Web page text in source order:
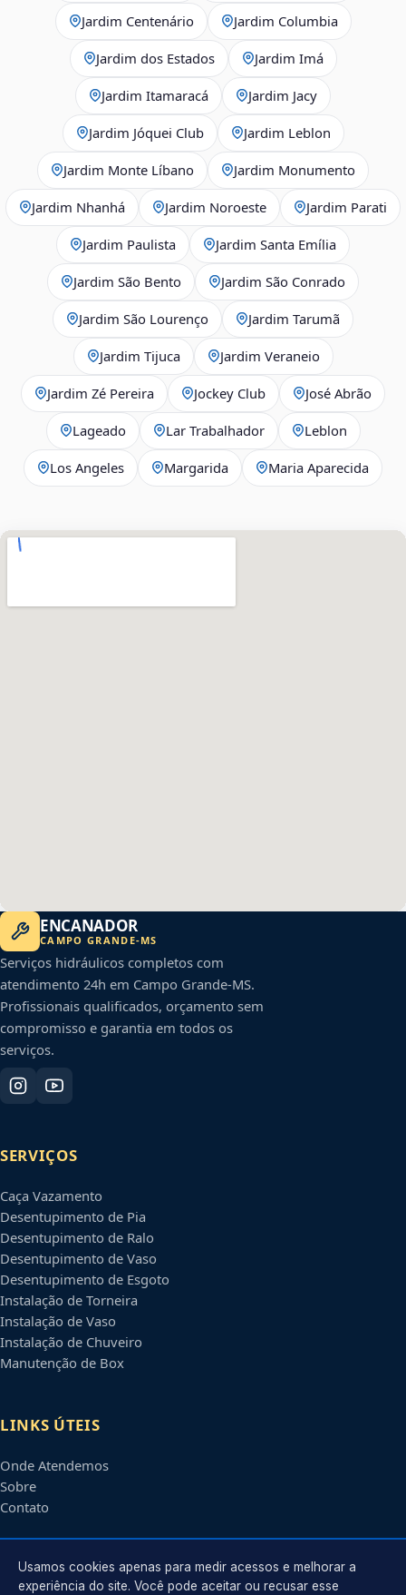
Jardim Centenário Jardim Columbia
Jardim dos Estados Jardim Imá
Jardim Itamaracá Jardim Jacy
Jardim Jóquei Club Jardim Leblon
Jardim Monte Líbano Jardim Monumento
Jardim Nhanhá Jardim Noroeste Jardim Parati
Jardim Paulista Jardim Santa Emília
Jardim São Bento Jardim São Conrado
Jardim São Lourenço Jardim Tarumã
Jardim Tijuca Jardim Veraneio
Jardim Zé Pereira Jockey Club José Abrão
Lageado Lar Trabalhador Leblon
Los Angeles Margarida Maria Aparecida
ENCANADOR
CAMPO GRANDE-MS
Serviços hidráulicos completos com
atendimento 24h em Campo Grande-MS.
Profissionais qualificados, orçamento sem
compromisso e garantia em todos os
serviços.
SERVIÇOS
Caça Vazamento
Desentupimento de Pia
Desentupimento de Ralo
Desentupimento de Vaso
Desentupimento de Esgoto
Instalação de Torneira
Instalação de Vaso
Instalação de Chuveiro
Manutenção de Box
LINKS ÚTEIS
Onde Atendemos
Sobre
Contato
CONTATO
Usamos cookies apenas para medir acessos e melhorar a
experiência do site. Você pode aceitar ou recusar esse